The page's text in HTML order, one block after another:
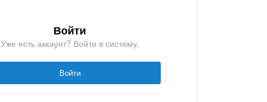
Войти
Уже есть аккаунт? Войти в систему.
Войти